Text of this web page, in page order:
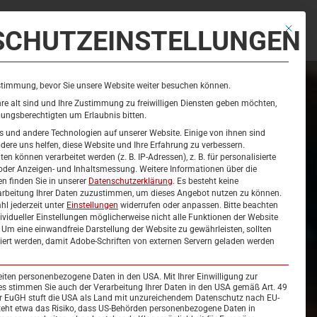
SAUNA KURSE EVENTS Mit
bevor Sie unsere Website weiter besuchen können.
alt sind und Ihre Zustimmung zu freiwilligen Diensten geben möchten,
um Erlaubnis bitten.
und andere Technologien auf unserer Website. Einige von ihnen sind
uns helfen, diese Website und Ihre Erfahrung zu verbessern.
können verarbeitet werden (z. B. IP-Adressen), z. B. für personalisierte
Anzeigen- und Inhaltsmessung. Weitere Informationen über die
finden Sie in unserer Datenschutzerklärung. Es besteht keine
Ihrer Daten zuzustimmen, um dieses Angebot nutzen zu können.
jederzeit unter Einstellungen widerrufen oder anpassen. Bitte beachten
Einstellungen möglicherweise nicht alle Funktionen der Website
eine einwandfreie Darstellung der Website zu gewährleisten, sollten
werden, damit Adobe-Schriften von externen Servern geladen werden
personenbezogene Daten in den USA. Mit Ihrer Einwilligung zur
stimmen Sie auch der Verarbeitung Ihrer Daten in den USA gemäß Art. 49
EuGH stuft die USA als Land mit unzureichendem Datenschutz nach EU-
etwa das Risiko, dass US-Behörden personenbezogene Daten in
Service-Gruppen, für die eine Einwilligung erteilt werden